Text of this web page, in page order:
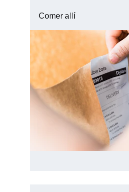
Comer allí
A domicilio